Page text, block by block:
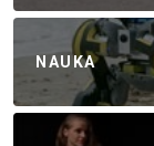
NAUKA